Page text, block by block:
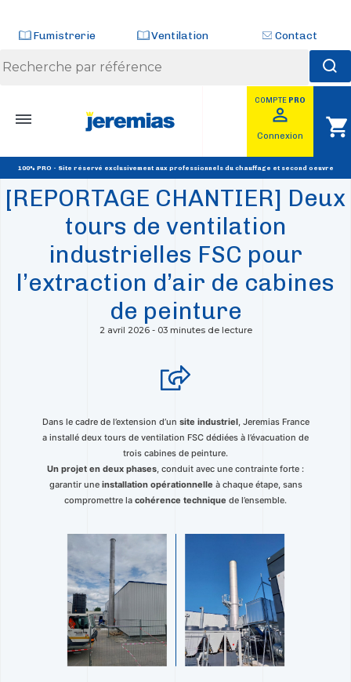
Fumistrerie Ventilation Contact
COMPTE PRO
perm_identity
Connexion shopping_cart
100% PRO - Site réservé exclusivement aux professionnels du chauffage et second oeuvre
[REPORTAGE CHANTIER] Deux
tours de ventilation
industrielles FSC pour
l’extraction d’air de cabines
de peinture
2 avril 2026 - 03 minutes de lecture
Dans le cadre de l’extension d’un site industriel, Jeremias France
a installé deux tours de ventilation FSC dédiées à l’évacuation de
trois cabines de peinture.
Un projet en deux phases , conduit avec une contrainte forte :
garantir uneinstallation opérationnelle à chaque étape, sans
compromettre la cohérence technique de l’ensemble.